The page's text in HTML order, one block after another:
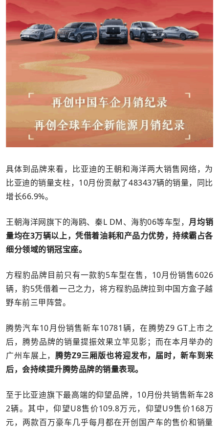
具体到品牌来看，比亚迪的王朝和海洋两大销售网络，为
比亚迪的销量支柱，10月份贡献了483437辆的销量，同比
增长66.9%。
王朝海洋网旗下的海鸥、秦L DM、海豹06等车型， 月均销
量均在3万辆以上，凭借着油耗和产品力优势，持续霸占各
细分领域的销冠宝座。
方程豹品牌目前只有一款豹5车型在售，10月份销售6026
辆，豹5凭借着一己之力，将方程豹品牌拉到中国方盒子越
野车前三甲阵营。
腾势汽车10月份销售新车10781辆，在腾势Z9 GT上市之
后，腾势品牌的销量提振效果立竿见影；而在本月举办的
广州车展上，腾势Z9三厢版也将迎发布，届时，新车到来
后，会持续提升腾势品牌的销量表现。
至于比亚迪旗下最高端的仰望品牌，10月份共销售新车28
2辆。其中，仰望U8售价109.8万元，仰望U9售价168万
元，两款百万豪车几乎每月都在开创国产车的售价和销量